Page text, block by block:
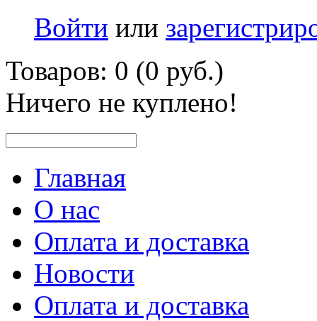
Войти или
Товаров: 0 (0 руб.)
Ничего не куплено!
Главная
О нас
Оплата и доставка
Новости
Оплата и доставка